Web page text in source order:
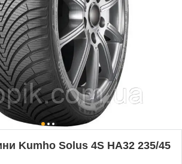
Kumho Solus 4S HA32 235/45